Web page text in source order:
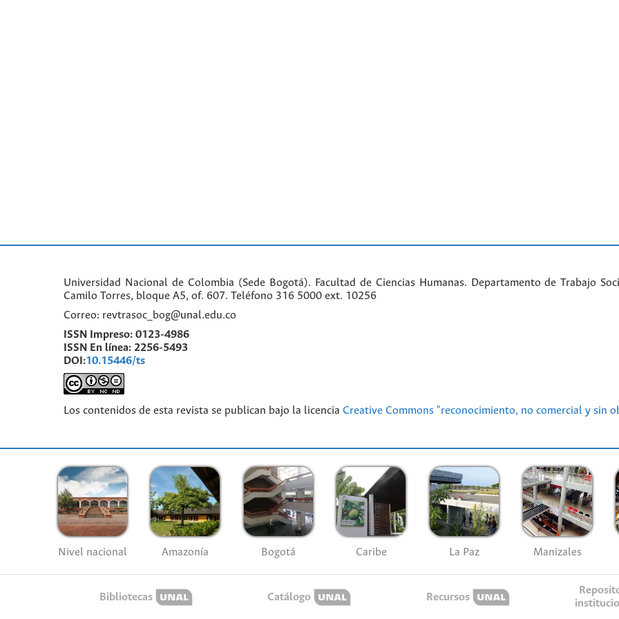
Universidad Nacional de Colombia (Sede Bogotá). Facultad de Ciencias Humanas. Departamento de Trabajo
Camilo Torres, bloque A5, of. 607. Teléfono 316 5000 ext. 10256
Correo: revtrasoc_bog@unal.edu.co
ISSN Impreso: 0123-4986
ISSN En línea: 2256-5493
DOI:10.15446/ts
Los contenidos de esta revista se publican bajo la licencia Creative Commons "reconocimiento, no comercial y sin
Nivel nacional Amazonía Bogotá Caribe La Paz Manizales
Bibliotecas Catálogo Recursos